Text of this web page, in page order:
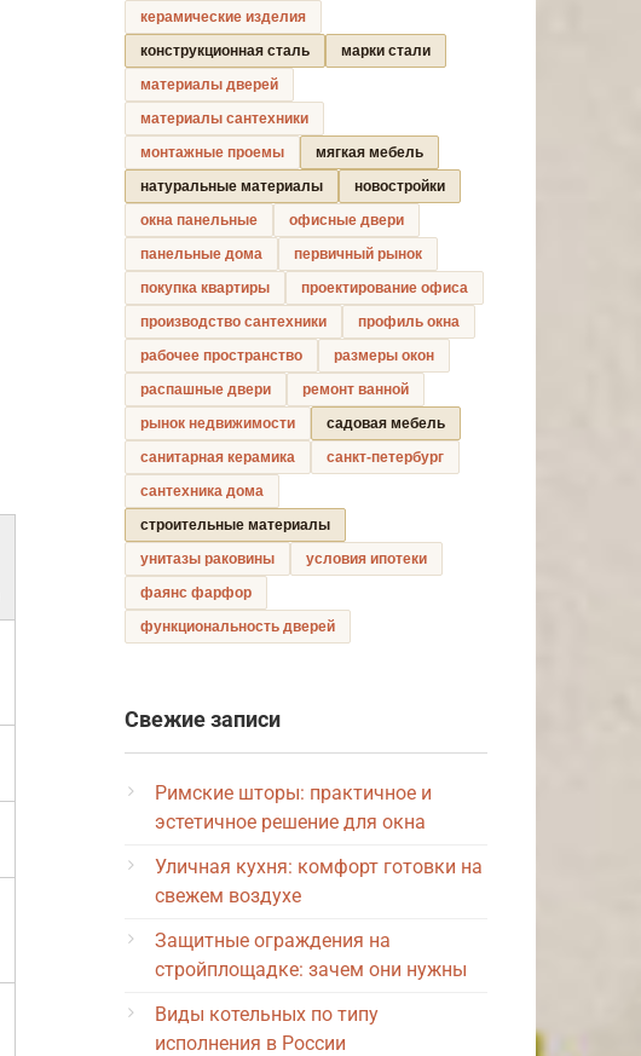
керамические изделия
конструкционная сталь
марки стали
материалы дверей
материалы сантехники
монтажные проемы
мягкая мебель
натуральные материалы
новостройки
окна панельные
офисные двери
панельные дома
первичный рынок
покупка квартиры
проектирование офиса
производство сантехники
профиль окна
рабочее пространство
размеры окон
распашные двери
ремонт ванной
рынок недвижимости
садовая мебель
санитарная керамика
санкт-петербург
сантехника дома
строительные материалы
унитазы раковины
условия ипотеки
фаянс фарфор
функциональность дверей
Свежие записи
Римские шторы: практичное и
эстетичное решение для окна
Уличная кухня: комфорт готовки на
свежем воздухе
Защитные ограждения на
стройплощадке: зачем они нужны
Виды котельных по типу
исполнения в России